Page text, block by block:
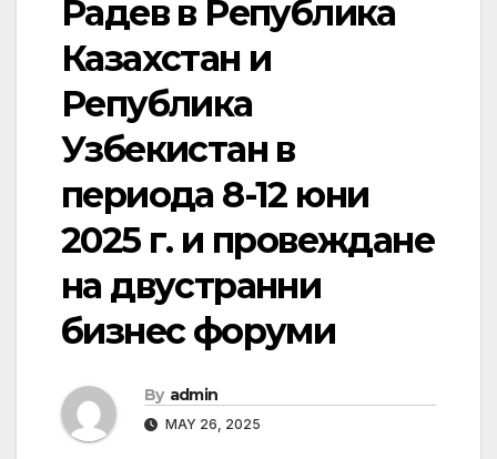
Радев в Република
Казахстан и
Република
Узбекистан в
периода 8-12 юни
2025 г. и провеждане
на двустранни
бизнес форуми
By admin
MAY 26, 2025